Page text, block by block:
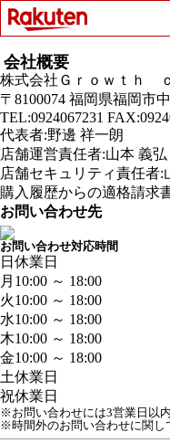
会社概要
株式会社Ｇｒｏｗｔｈ
〒8100074 福岡県福岡市
TEL:0924067231
代表者:野邊 祥一朗
店舗運営責任者:山本 義弘
店舗セキュリティ責任者:
購入履歴からの適格請求
お問い合わせ先
お問い合わせ対応時間
日 休業日
月 10:00 ～ 18:00
火10:00 ～ 18:00
水10:00 ～ 18:00
木10:00 ～ 18:00
金10:00 ～ 18:00
土休業日
祝休業日
※お問い合わせには3営業日以
※時間外のお問い合わせに関し